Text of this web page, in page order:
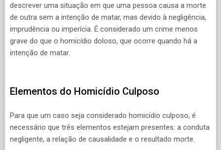
descrever uma situação em que uma pessoa causa a morte
de outra sem a intenção de matar, mas devido à negligência,
imprudência ou imperícia. É considerado um crime menos
grave do que o homicídio doloso, que ocorre quando há a
intenção de matar.
Elementos do Homicídio Culposo
Para que um caso seja considerado homicídio culposo, é
necessário que três elementos estejam presentes: a conduta
negligente, a relação de causalidade e o resultado morte.